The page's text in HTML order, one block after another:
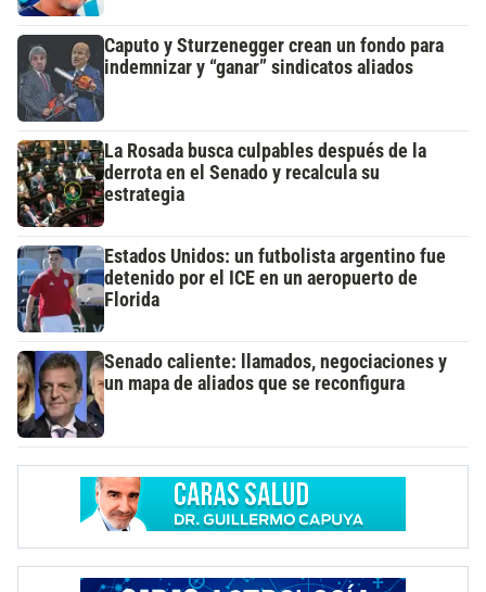
Caputo y Sturzenegger crean un fondo para
indemnizar y “ganar” sindicatos aliados
La Rosada busca culpables después de la
derrota en el Senado y recalcula su
estrategia
Estados Unidos: un futbolista argentino fue
detenido por el ICE en un aeropuerto de
Florida
Senado caliente: llamados, negociaciones y
un mapa de aliados que se reconfigura